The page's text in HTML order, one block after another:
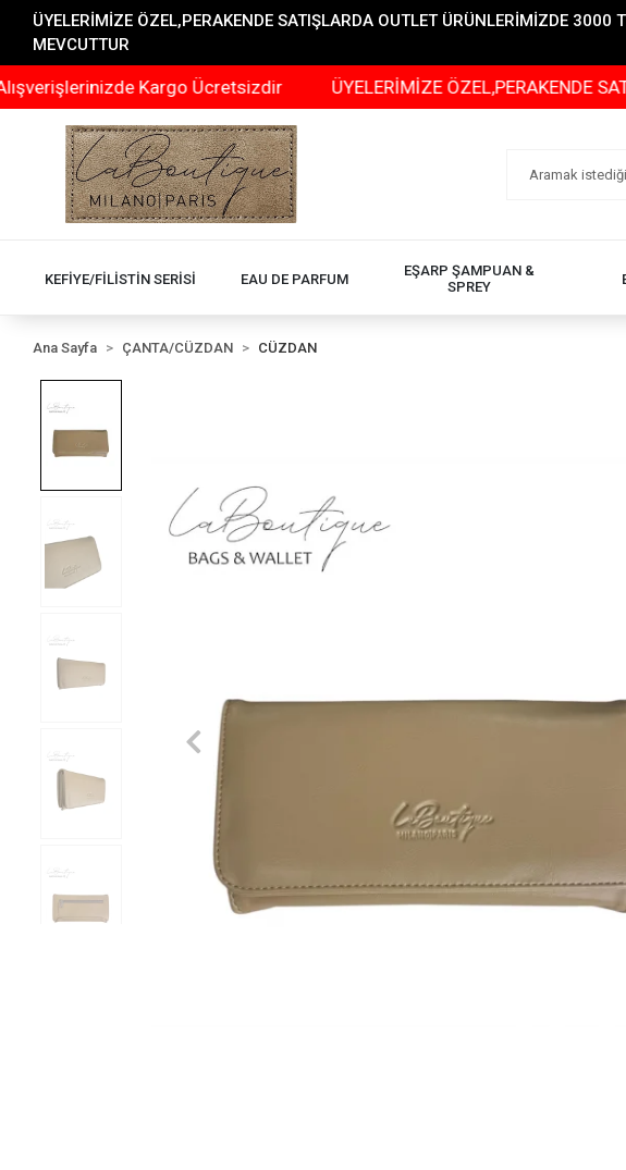
ÜYELERİMİZE ÖZEL,PERAKENDE SATIŞLARDA OUTLET ÜRÜNLERİMİZDE
MEVCUTTUR
Kargo Ücretsizdir ÜYELERİMİZE ÖZEL,PERAKENDE
KEFİYE/FİLİSTİN SERİSİ EAU DE PARFUM
EŞARP ŞAMPUAN &
SPREY
Ana Sayfa ÇANTA/CÜZDAN CÜZDAN